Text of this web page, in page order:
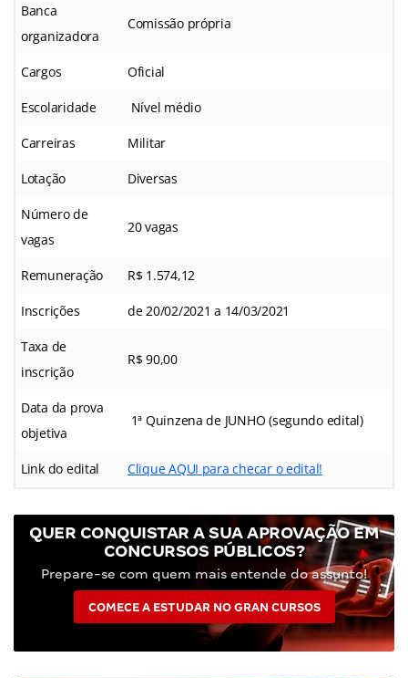
Banca
organizadora
Comissão própria
Cargos Oficial
Escolaridade Nível médio
Carreiras Militar
Lotação Diversas
Número de
vagas
20 vagas
Remuneração R$ 1.574,12
Inscrições de 20/02/2021 a 14/03/2021
Taxa de
inscrição
R$ 90,00
Data da prova
objetiva
1ª Quinzena de JUNHO (segundo edital)
Link do edital Clique AQUI para checar o edital!
QUER CONQUISTAR A SUA APROVAÇÃO EM
CONCURSOS PÚBLICOS?
Prepare-se com quem mais entende do assunto!
COMECE A ESTUDAR NO GRAN CURSOS